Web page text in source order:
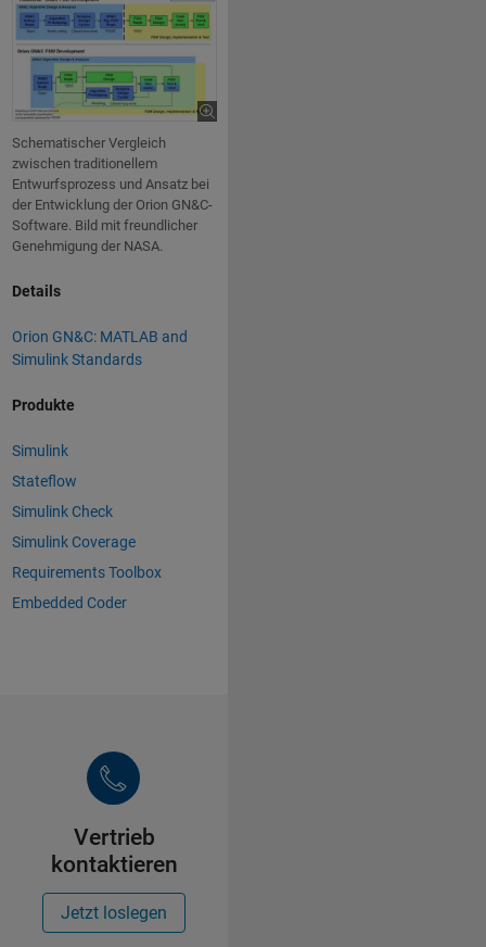
Schematischer Vergleich
zwischen traditionellem
Entwurfsprozess und Ansatz bei
der Entwicklung der Orion GN&C-
Software. Bild mit freundlicher
Genehmigung der NASA.
Details
Orion GN&C: MATLAB and
Simulink Standards
Produkte
Simulink
Stateflow
Simulink Check
Simulink Coverage
Requirements Toolbox
Embedded Coder
Vertrieb
kontaktieren
Jetzt loslegen